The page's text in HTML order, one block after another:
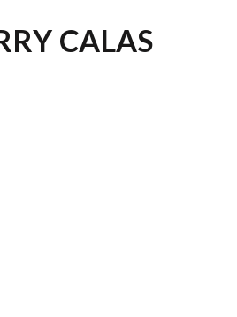
CALAS